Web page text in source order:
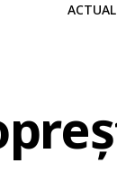
ACTUAL